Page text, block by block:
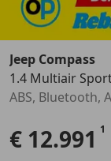
Anterior
Jeep Compass
1.4 Multiair
€ 12.991